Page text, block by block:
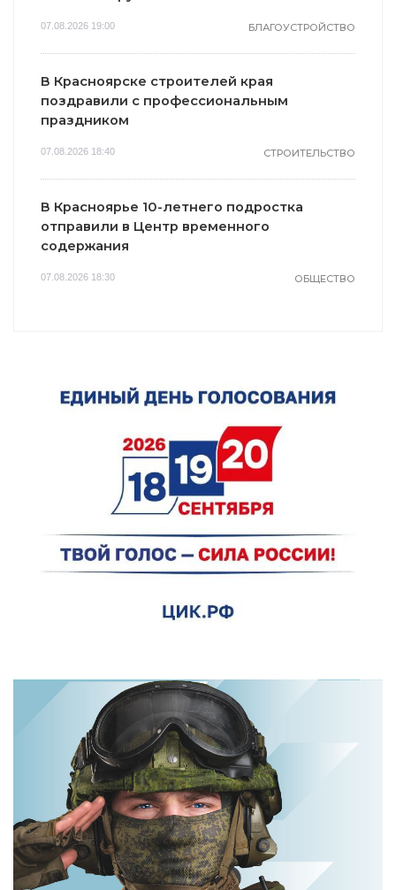
07.08.2026 19:00 БЛАГОУСТРОЙСТВО
В Красноярске строителей края
поздравили с профессиональным
праздником
07.08.2026 18:40 СТРОИТЕЛЬСТВО
В Красноярье 10-летнего подростка
отправили в Центр временного
содержания
07.08.2026 18:30 ОБЩЕСТВО